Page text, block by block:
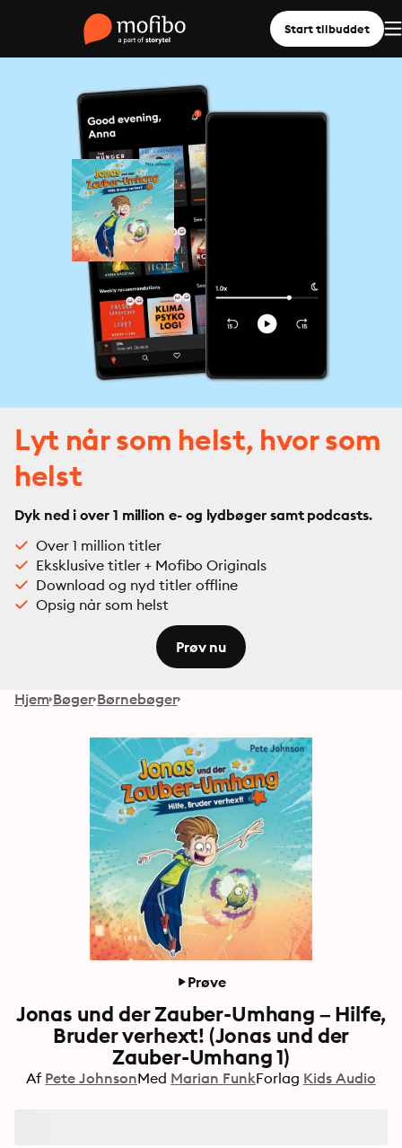
Start tilbuddet
Lyt når som helst, hvor som
helst
Dyk ned i over 1 million e- og lydbøger samt podcasts.
Over 1 million titler
Eksklusive titler + Mofibo Originals
Download og nyd titler offline
Opsig når som helst
Prøv nu
Hjem Bøger Børnebøger
Prøve
Jonas und der Zauber-Umhang – Hilfe,
Bruder verhext! (Jonas und der
Zauber-Umhang 1)
Af Pete JohnsonMed Marian FunkForlag Kids Audio